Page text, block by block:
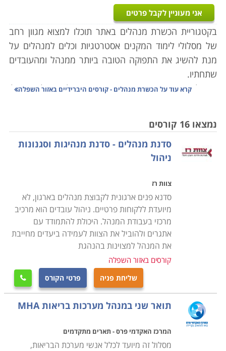
אני מעוניין לקבל פרטים
בקטגוריית הכשרת מנהלים באתר תוכלו למצוא מגוון רחב
של מסלולי לימוד המקנים אסטרטגיות וכלים למנהלים על
מנת להשיג את התפוקה הטובה ביותר ממנהל ומהעובדים
שתחתיו.
כיום להיות מקצוען בתחומך אינו מספיק על מנת לכוון אפילו
קודם כל לדעת איך לנהל את עצמו- מה לדרוש מעצמו, איך
להפריד בין עיקר לטפל, איך לנהל נכון את הזמן. עליו גם
לדעת איך להתמודד עם עובדיו- מה לדרוש מהם, באיזו צורה
את ההספק שלהם בעבודה ואת הסיפוק ממנה.
סביבות העבודה הניהוליות נוטות להיות תחרותיות מאוד,
דינמיות, וצריך כל הזמן להתמודד עם חידושים ושינויים. גם
מנהלים מצטיינים ובעלי קבלות מוכחות נדרשים לעדכונים
מקצועיים, השתלמויות וכלים להתפתחות מקצועית כדי
להישאר עם היד על הדופק.
רוב מסלולי הלימוד ממוענים למנהלים בפועל המעוניינים
להרחיב את ידיעותיהם ולהתעדכן בחידושים, מידע או
טכנולוגיות שישפרו את תפקודם, וכן לעתודות ניהוליות, מי
שרואה את עצמו כמנהל לעתיד ומציב לו את הניהול כיעד.
קרא עוד על הכשרת מנהלים - קורסים היברידיים באזור השפלה
נמצאו 16 קורסים
סדנת מנהלים - סדנת מנהיגות וסגנונות
ניהול
צוות רז
סדנא פנים ארגונית לקבוצת מנהלים בארגון, לא
מיועדת ללקוחות פרטיים. ניהול עובדים הוא מרכיב
מרכזי בעבודת המנהל. היכולת להתמודד עם
אתגרים ולהוביל את הצוות לעמידה ביעדים מחייבת
את המנהל למצוינות בהנהגת
קורסים באזור השפלה
שליחת פניה פרטי הקורס 
תואר שני במנהל מערכות בריאות MHA
המרכז האקדמי פרס - תארים מתקדמים
מסלול זה מיועד לכלל אנשי מערכת הבריאות,